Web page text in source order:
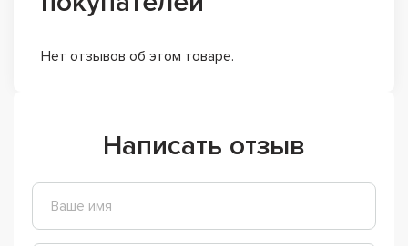
Нет отзывов об этом товаре.
Написать отзыв